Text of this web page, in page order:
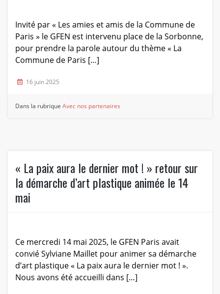
Invité par « Les amies et amis de la Commune de
Paris » le GFEN est intervenu place de la Sorbonne,
pour prendre la parole autour du thème « La
Commune de Paris […]
16 juin 2025
Dans la rubriqueAvec nos partenaires
« La paix aura le dernier mot ! » retour sur
la démarche d’art plastique animée le 14
mai
Ce mercredi 14 mai 2025, le GFEN Paris avait
convié Sylviane Maillet pour animer sa démarche
d’art plastique « La paix aura le dernier mot ! ».
Nous avons été accueilli dans […]